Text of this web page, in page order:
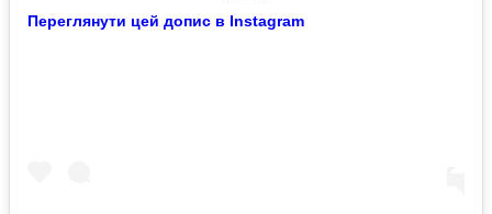
Переглянути цей допис в Instagram